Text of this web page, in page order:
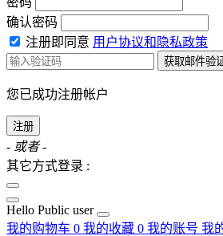
确认密码
注册即同意 用户协议和隐私政策
获取邮件验
您已成功注册帐户
注册
- 或者 -
其它方式登录 :
Hello Public user
我的购物车 0 我的收藏 0 我的账号 我